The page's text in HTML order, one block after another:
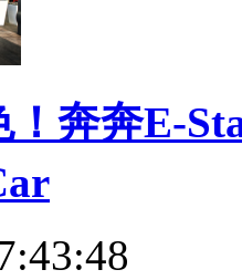
奔奔E-